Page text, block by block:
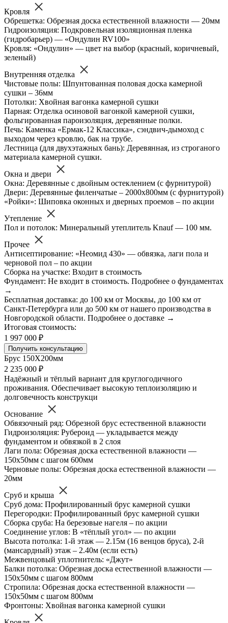
Кровля
Обрешетка: Обрезная доска естественной влажности — 20мм
Гидроизоляция: Подкровельная изоляционная пленка
(гидробарьер) — «Ондулин RV100»
Кровля: «Ондулин» — цвет на выбор (красный, коричневый,
зеленый)
Внутренняя отделка
Чистовые полы: Шпунтованная половая доска камерной
сушки – 36мм
Потолки: Хвойная вагонка камерной сушки
Парная: Отделка осиновой вагонкой камерной сушки,
фольгированная пароизоляция, деревянные полки.
Печь: Каменка «Ермак-12 Классика», сэндвич-дымоход с
выходом через кровлю, бак на трубе.
Лестница (для двухэтажных бань): Деревянная, из строганого
материала камерной сушки.
Окна и двери
Окна: Деревянные с двойным остеклением (с фурнитурой)
Двери: Деревянные филенчатые – 2000х800мм (с фурнитурой)
«Ройки»: Шиповка оконных и дверных проемов – по акции
Утепление
Пол и потолок: Минеральный утеплитель Knauf — 100 мм.
Прочее
Антисептирование: «Неомид 430» — обвязка, лаги пола и
черновой пол – по акции
Сборка на участке: Входит в стоимость
Фундамент: Не входит в стоимость. Подробнее о фундаментах
→
Бесплатная доставка: до 100 км от Москвы, до 100 км от
Санкт-Петербурга или до 500 км от нашего производства в
Новгородской области. Подробнее о доставке →
Итоговая стоимость:
1 997 000 ₽
Получить консультацию
Брус 150Х200мм
2 235 000 ₽
Надёжный и тёплый вариант для круглогодичного
проживания. Обеспечивает высокую теплоизоляцию и
долговечность конструкци
Основание
Обвязочный ряд: Обрезной брус естественной влажности
Гидроизоляция: Рубероид — укладывается между
фундаментом и обвязкой в 2 слоя
Лаги пола: Обрезная доска естественной влажности —
150х50мм с шагом 600мм
Черновые полы: Обрезная доска естественной влажности —
20мм
Сруб и крыша
Сруб дома: Профилированный брус камерной сушки
Перегородки: Профилированный брус камерной сушки
Сборка сруба: На березовые нагеля – по акции
Соединение углов: В «тёплый угол» — по акции
Высота потолка: 1-й этаж — 2.15м (16 венцов бруса), 2-й
(мансардный) этаж – 2.40м (если есть)
Межвенцовый уплотнитель: «Джут»
Балки потолка: Обрезная доска естественной влажности —
150х50мм с шагом 800мм
Стропила: Обрезная доска естественной влажности —
150х50мм с шагом 800мм
Фронтоны: Хвойная вагонка камерной сушки